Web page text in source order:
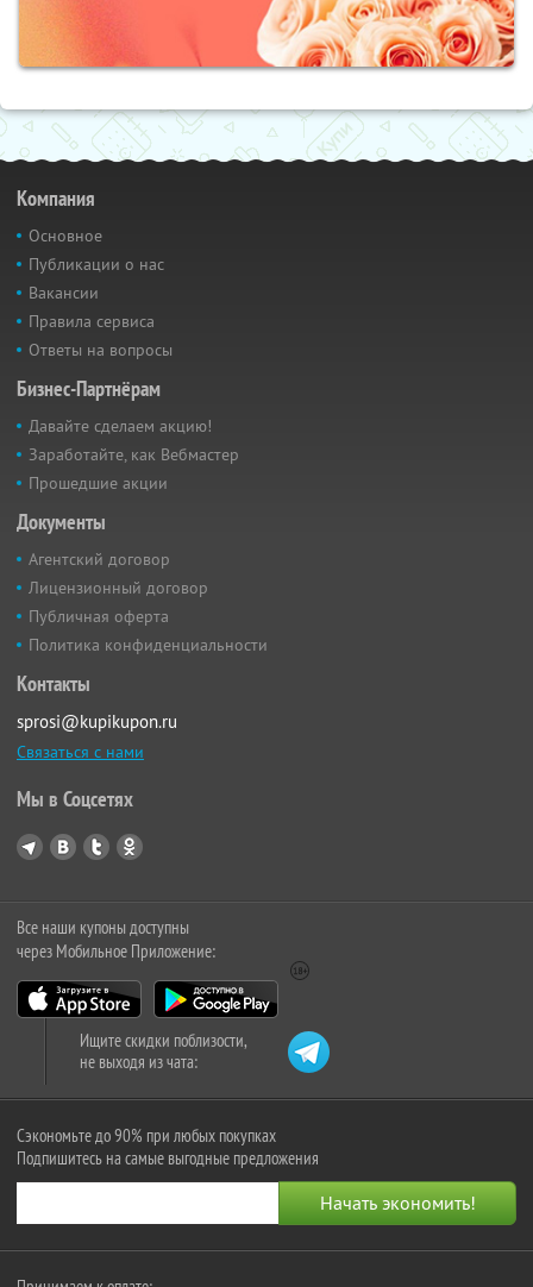
Компания
Основное
Публикации о нас
Вакансии
Правила сервиса
Ответы на вопросы
Бизнес-Партнёрам
Давайте сделаем акцию!
Заработайте, как Вебмастер
Прошедшие акции
Документы
Агентский договор
Лицензионный договор
Публичная оферта
Политика конфиденциальности
Контакты
sprosi@kupikupon.ru
Связаться с нами
Мы в Соцсетях
Все наши купоны доступны
через Мобильное Приложение:
Ищите скидки поблизости,
не выходя из чата:
Сэкономьте до 90% при любых покупках
Подпишитесь на самые выгодные предложения